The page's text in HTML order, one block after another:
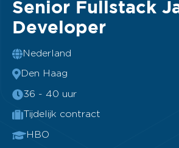
Senior Fullstack
Developer
Nederland
Den Haag
36 - 40 uur
Tijdelijk contract
HBO